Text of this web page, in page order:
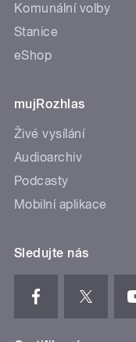
Komunální volby
Stanice
eShop
mujRozhlas
Živé vysílání
Audioarchiv
Podcasty
Mobilní aplikace
Sledujte nás